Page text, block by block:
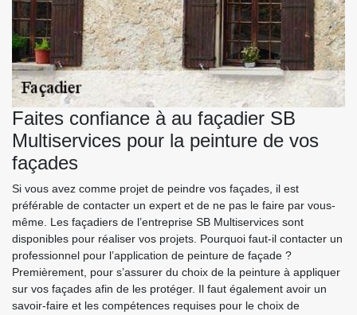
Faites confiance à au façadier SB
Multiservices pour la peinture de vos
façades
Si vous avez comme projet de peindre vos façades, il est
préférable de contacter un expert et de ne pas le faire par vous-
même. Les façadiers de l’entreprise SB Multiservices sont
disponibles pour réaliser vos projets. Pourquoi faut-il contacter un
professionnel pour l’application de peinture de façade ?
Premièrement, pour s’assurer du choix de la peinture à appliquer
sur vos façades afin de les protéger. Il faut également avoir un
savoir-faire et les compétences requises pour le choix de